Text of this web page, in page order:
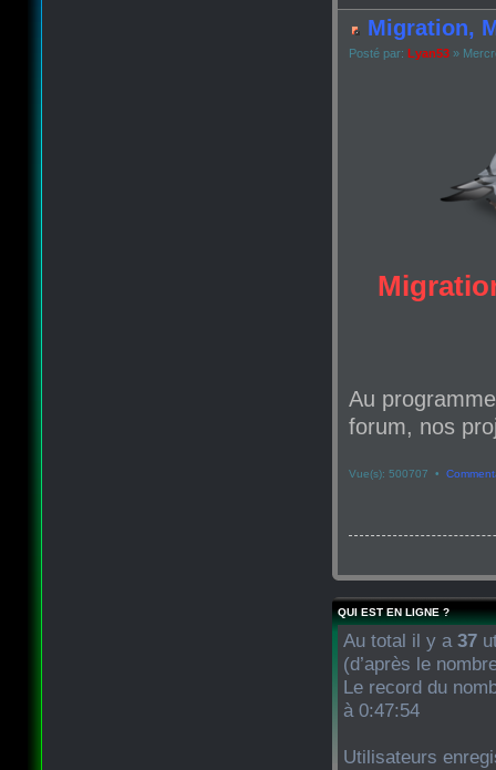
Migration,
Posté par: Lyan53 »
Au
forum, nos
Vue(s): 500707 •
QUI EST EN LIGNE ?
Au total il y a 37
(d’après le
Le record du
à 0:47:54
Utilisateurs